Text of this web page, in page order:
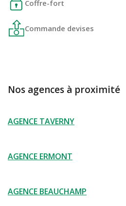
Coffre-fort
Commande devises
Nos agences à proximité
AGENCE TAVERNY
AGENCE ERMONT
AGENCE BEAUCHAMP